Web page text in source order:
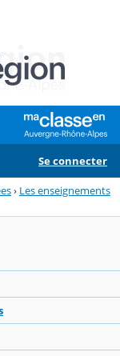
Se connecter
› Les enseignements